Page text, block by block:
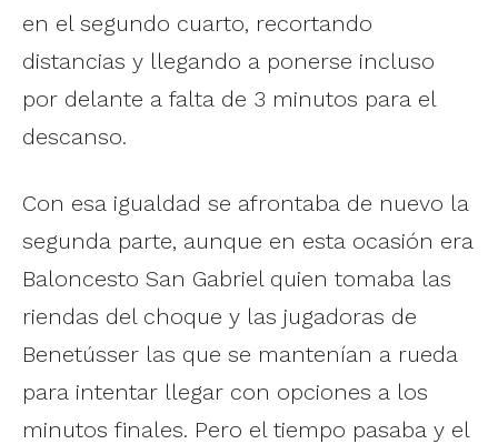
en el segundo cuarto, recortando
distancias y llegando a ponerse incluso
por delante a falta de 3 minutos para el
descanso.
Con esa igualdad se afrontaba de nuevo la
segunda parte, aunque en esta ocasión era
Baloncesto San Gabriel quien tomaba las
riendas del choque y las jugadoras de
Benetússer las que se mantenían a rueda
para intentar llegar con opciones a los
minutos finales. Pero el tiempo pasaba y el